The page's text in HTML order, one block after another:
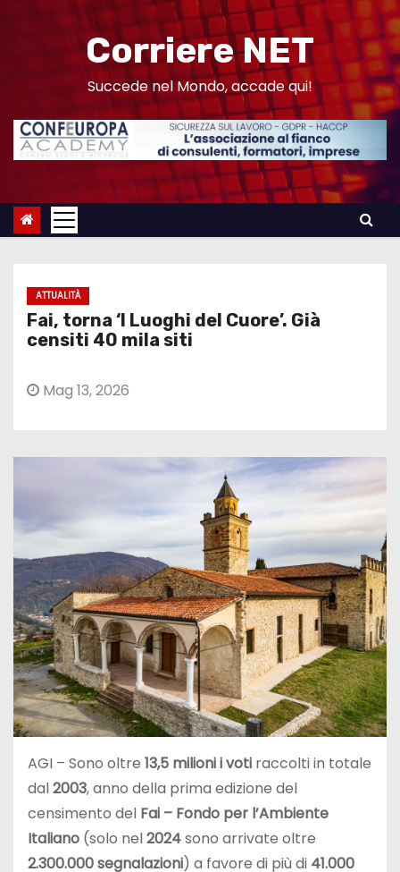
n
Corriere NET
Succede nel Mondo, accade qui!
ATTUALITÀ
Fai, torna ‘I Luoghi del Cuore’. Già
censiti 40 mila siti
Mag 13, 2026
AGI – Sono oltre 13,5 milioni i voti raccolti in totale
dal2003, anno della prima edizione del
censimento del Fai – Fondo per l’Ambiente
Italiano (solo nel2024sono arrivate oltre
2.300.000 segnalazioni) a favore di più di 41.000